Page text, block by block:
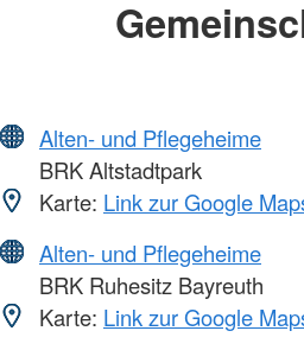
Alten- und Pflegeheime
BRK Altstadtpark
Karte: Link zur Google
Alten- und Pflegeheime
BRK Ruhesitz Bayreuth
Karte: Link zur Google